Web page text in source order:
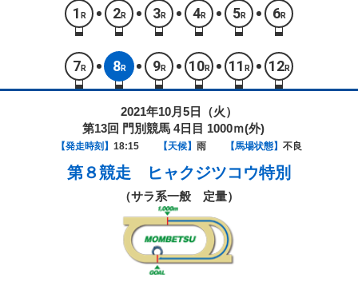
1 R 2R 3R 4R 5R 6R
7 R 8R 9R 10R 11 R 12R
2021年10月5日（火）
第13回 門別競馬 4日目 1000ｍ(外)
【発走時刻】 18:15 【天候】 雨 【馬場状態】 不良
第８競走 ヒャクジツコウ特別
（サラ系一般 定量）